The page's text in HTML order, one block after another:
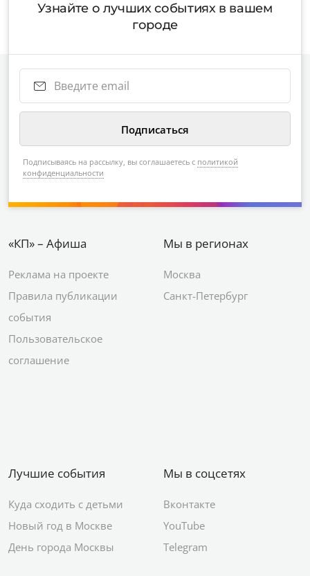
Узнайте о лучших событиях в вашем
городе
Подписываясь на рассылку, вы соглашаетесь с политикой
конфиденциальности
«КП» – Афиша
Реклама на проекте
Правила публикации
события
Пользовательское
соглашение
Мы в регионах
Москва
Санкт-Петербург
Лучшие события
Куда сходить с детьми
Новый год в Москве
День города Москвы
Мы в соцсетях
Вконтакте
YouTube
Telegram